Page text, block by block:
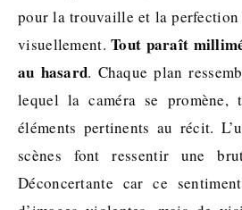
pour la trouvaille et la perfection
visuellement.Tout paraît
au hasard. Chaque plan
lequel la caméra se promène,
éléments pertinents au récit.
scènes font ressentir une
Déconcertante car ce